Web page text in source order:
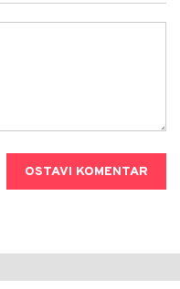
OSTAVI KOMENTAR